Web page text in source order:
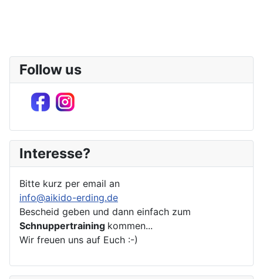
Follow us
Interesse?
Bitte kurz per email an
info@aikido-erding.de
Bescheid geben und dann einfach zum
Schnuppertraining kommen...
Wir freuen uns auf Euch :-)